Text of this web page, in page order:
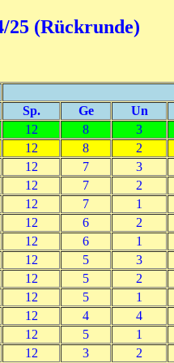
25 (Rückrunde)
Sp. Ge Un
12 8 3
12 8 2
12 7 3
12 7 2
12 7 1
12 6 2
12 6 1
12 5 3
12 5 2
12 5 1
12 4 4
12 5 1
12 3 2